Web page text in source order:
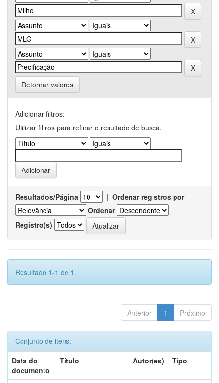
Retornar valores
Adicionar filtros:
Utilizar filtros para refinar o resultado de busca.
Resultados/Página | Ordenar registros por
Ordenar
Registro(s)
Resultado 1-1 de 1.
Anterior 1 Próximo
Conjunto de itens:
Data do
documento
Título Autor(es) Tipo